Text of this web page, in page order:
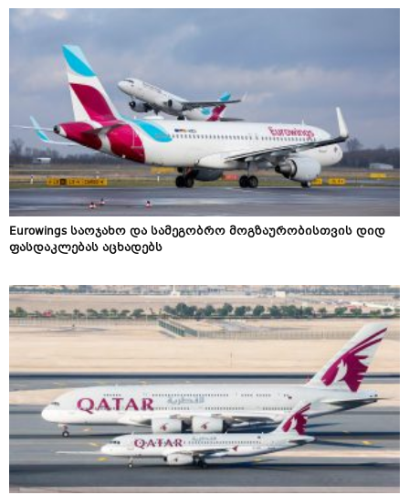
Eurowings საოჯახო და სამეგობრო მოგზაურობისთვის დიდ
ფასდაკლებას აცხადებს